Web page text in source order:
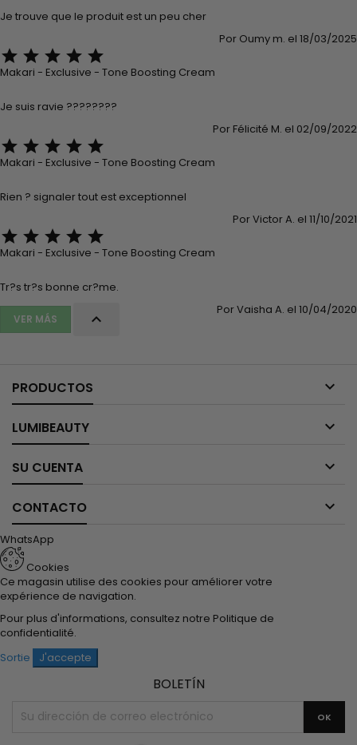
Je trouve que le produit est un peu cher
Por Oumy m. el 18/03/2025
    
Makari - Exclusive - Tone Boosting Cream
Je suis ravie ????????
Por Félicité M. el 02/09/2022
    
Makari - Exclusive - Tone Boosting Cream
Rien ? signaler tout est exceptionnel
Por Victor A. el 11/10/2021
    
Makari - Exclusive - Tone Boosting Cream
Tr?s tr?s bonne cr?me.
Por Vaisha A. el 10/04/2020
VER MÁS 
PRODUCTOS 
LUMIBEAUTY 
SU CUENTA 
CONTACTO 
WhatsApp
Cookies
Ce magasin utilise des cookies pour améliorer votre
expérience de navigation.
Pour plus d'informations, consultez notre Politique de
confidentialité.
Sortie
J'accepte
BOLETÍN